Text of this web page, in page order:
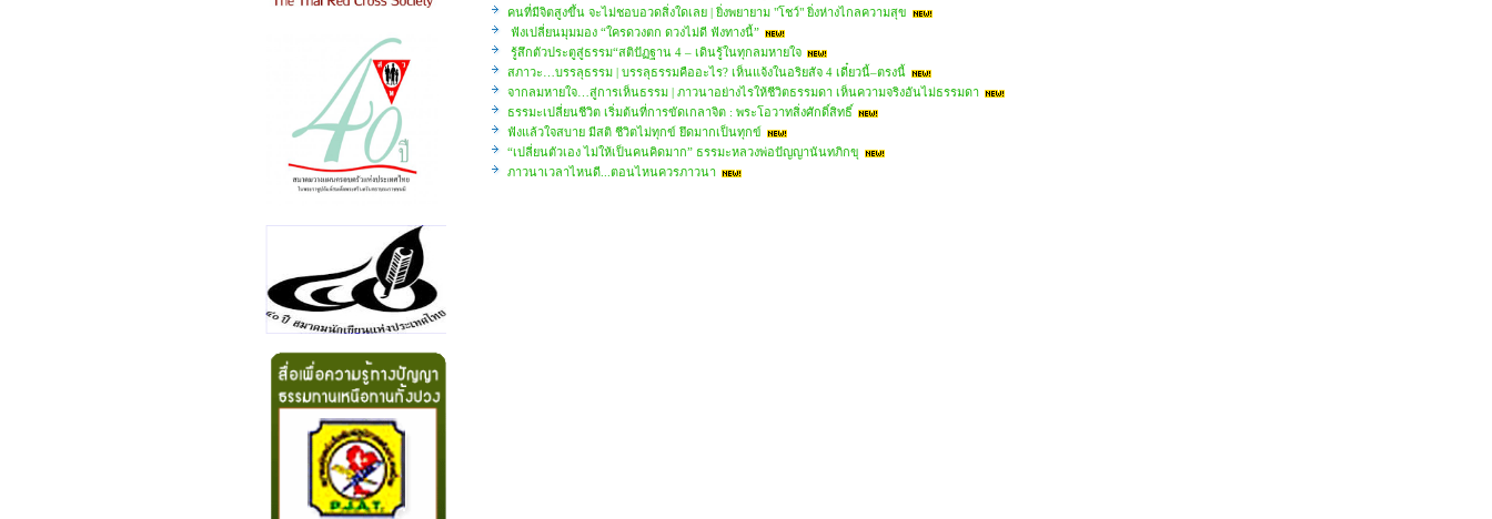
คนที่มีจิตสูงขึ้น จะไม่ชอบอวดสิ่งใดเลย | ยิ่งพยายาม "โชว์" ยิ่งห่างไกลความสุข
ฟังเปลี่ยนมุมมอง “ใครดวงตก ดวงไม่ดี ฟังทางนี้”
รู้สึกตัวประตูสู่ธรรม“สติปัฏฐาน 4 – เดินรู้ในทุกลมหายใจ
สภาวะ…บรรลุธรรม | บรรลุธรรมคืออะไร? เห็นแจ้งในอริยสัจ 4 เดี๋ยวนี้–ตรงนี้
จากลมหายใจ…สู่การเห็นธรรม | ภาวนาอย่างไรให้ชีวิตธรรมดา เห็นความจริงอันไม่ธรรมดา
ธรรมะเปลี่ยนชีวิต เริ่มต้นที่การขัดเกลาจิต : พระโอวาทสิ่งศักดิ์สิทธิ์
ฟังแล้วใจสบาย มีสติ ชีวิตไม่ทุกข์ ยึดมากเป็นทุกข์
“เปลี่ยนตัวเอง ไม่ให้เป็นคนคิดมาก” ธรรมะหลวงพ่อปัญญานันทภิกขุ
ภาวนาเวลาไหนดี...ตอนไหนควรภาวนา